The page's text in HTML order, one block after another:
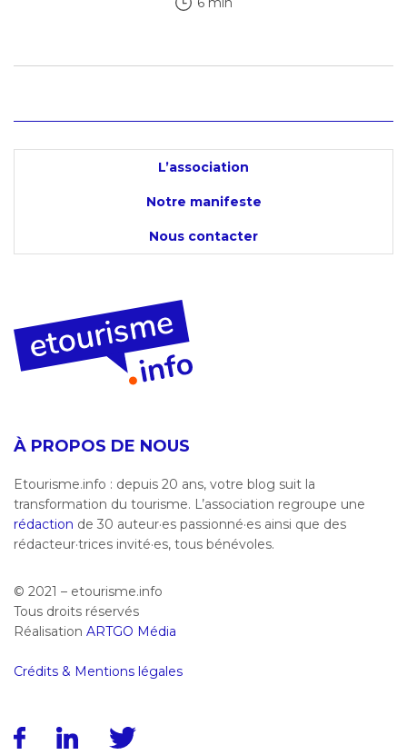
L’association
Notre manifeste
Nous contacter
À PROPOS DE NOUS
Etourisme.info : depuis 20 ans, votre blog suit la
transformation du tourisme. L’association regroupe une
rédaction de 30 auteur·es passionné·es ainsi que des
rédacteur·trices invité·es, tous bénévoles.
© 2021 – etourisme.info
Tous droits réservés
Réalisation ARTGO Média
Crédits & Mentions légales